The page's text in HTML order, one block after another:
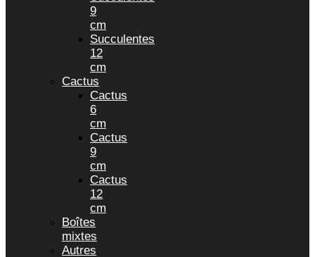
9
cm
Succulentes
12
cm
Cactus
Cactus
6
cm
Cactus
9
cm
Cactus
12
cm
Boîtes
mixtes
Autres